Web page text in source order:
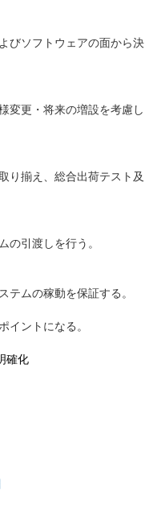
びソフトウェアの面から決
変更・将来の増設を考慮し
り揃え、総合出荷テスト及
引渡しを行う。
ムの稼動を保証する。
ントになる。
確化